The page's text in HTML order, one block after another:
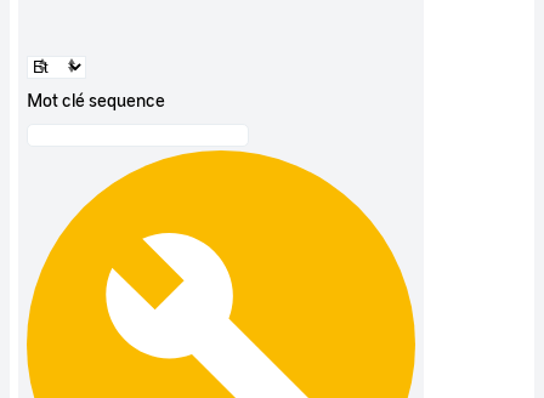
Mot clé sequence